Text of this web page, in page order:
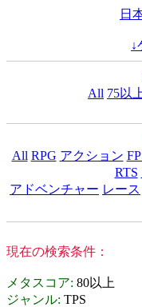
日
↓
All 75以
All RPG アクション
RTS
アドベンチャー レース
現在の検索条件：
メタスコア: 80以上
ジャンル: TPS